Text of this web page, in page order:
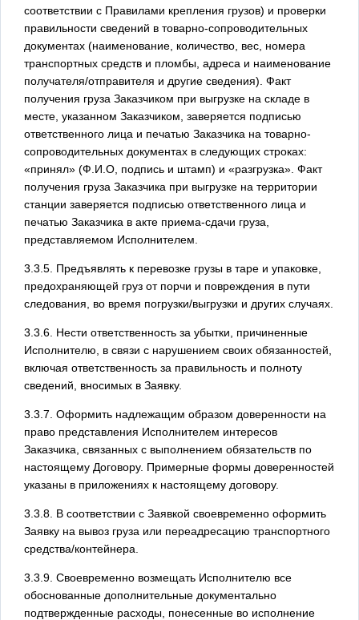
соответствии с Правилами крепления грузов) и проверки
правильности сведений в товарно-сопроводительных
документах (наименование, количество, вес, номера
транспортных средств и пломбы, адреса и наименование
получателя/отправителя и другие сведения). Факт
получения груза Заказчиком при выгрузке на складе в
месте, указанном Заказчиком, заверяется подписью
ответственного лица и печатью Заказчика на товарно-
сопроводительных документах в следующих строках:
«принял» (Ф.И.О, подпись и штамп) и «разгрузка». Факт
получения груза Заказчика при выгрузке на территории
станции заверяется подписью ответственного лица и
печатью Заказчика в акте приема-сдачи груза,
представляемом Исполнителем.
3.3.5. Предъявлять к перевозке грузы в таре и упаковке,
предохраняющей груз от порчи и повреждения в пути
следования, во время погрузки/выгрузки и других случаях.
3.3.6. Нести ответственность за убытки, причиненные
Исполнителю, в связи с нарушением своих обязанностей,
включая ответственность за правильность и полноту
сведений, вносимых в Заявку.
3.3.7. Оформить надлежащим образом доверенности на
право представления Исполнителем интересов
Заказчика, связанных с выполнением обязательств по
настоящему Договору. Примерные формы доверенностей
указаны в приложениях к настоящему договору.
3.3.8. В соответствии с Заявкой своевременно оформить
Заявку на вывоз груза или переадресацию транспортного
средства/контейнера.
3.3.9. Своевременно возмещать Исполнителю все
обоснованные дополнительные документально
подтвержденные расходы, понесенные во исполнение